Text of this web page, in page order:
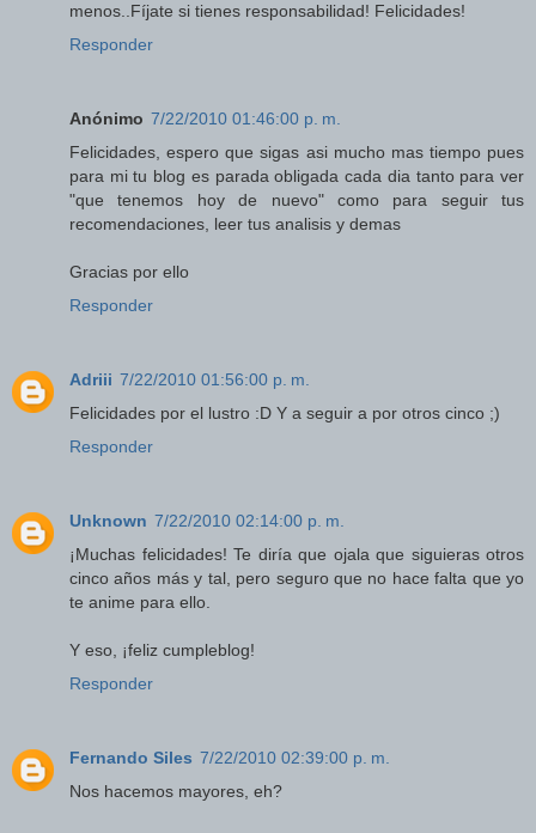
menos..Fíjate si tienes responsabilidad! Felicidades!
Responder
Anónimo 7/22/2010 01:46:00 p. m.
Felicidades, espero que sigas asi mucho mas tiempo pues
para mi tu blog es parada obligada cada dia tanto para ver
"que tenemos hoy de nuevo" como para seguir tus
recomendaciones, leer tus analisis y demas
Gracias por ello
Responder
Adriii 7/22/2010 01:56:00 p. m.
Felicidades por el lustro :D Y a seguir a por otros cinco ;)
Responder
Unknown 7/22/2010 02:14:00 p. m.
¡Muchas felicidades! Te diría que ojala que siguieras otros
cinco años más y tal, pero seguro que no hace falta que yo
te anime para ello.
Y eso, ¡feliz cumpleblog!
Responder
Fernando Siles 7/22/2010 02:39:00 p. m.
Nos hacemos mayores, eh?